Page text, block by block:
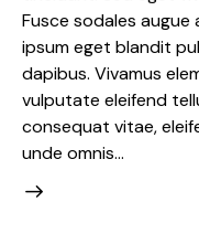
Fusce sodales augue
ipsum eget blandit
dapibus. Vivamus
vulputate eleifend
consequat vitae,
unde omnis…